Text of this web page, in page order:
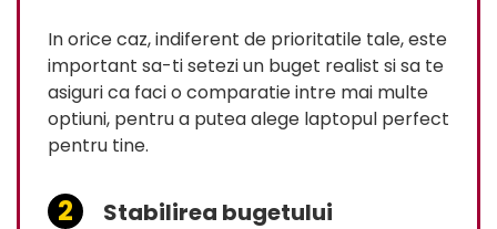
In orice caz, indiferent de prioritatile tale, este
important sa-ti setezi un buget realist si sa te
asiguri ca faci o comparatie intre mai multe
optiuni, pentru a putea alege laptopul perfect
pentru tine.
Stabilirea bugetului